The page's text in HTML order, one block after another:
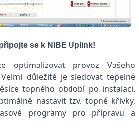
se k NIBE Uplink!
optimalizovat provoz Vašeho
důležité je sledovat tepelné
topného období po instalaci.
nastavit tzv. topné křivky,
programy pro přípravu a